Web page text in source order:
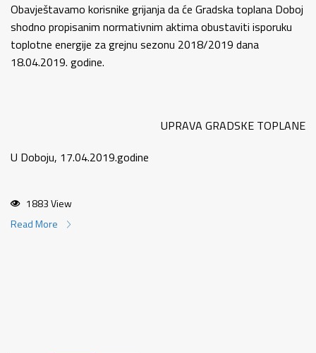
Obavještavamo korisnike grijanja da će Gradska toplana Doboj
shodno propisanim normativnim aktima obustaviti isporuku
toplotne energije za grejnu sezonu 2018/2019 dana
18.04.2019. godine.
UPRAVA GRADSKE TOPLANE
U Doboju, 17.04.2019.godine
1883 View
Read More